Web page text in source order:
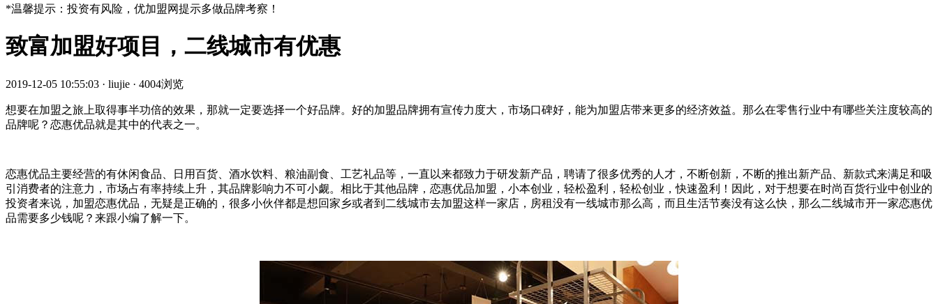
*温馨提示：投资有风险，优加盟网提示多做品牌考察！
致富加盟好项目，二线城市有优惠
2019-12-05 10:55:03 · liujie · 4004浏览
想要在加盟之旅上取得事半功倍的效果，那就一定要选择一个好品牌。好的加盟品牌拥有宣传力度大，市场口碑好，能为加盟店带来更多的经济效益。那么在零售行业中有哪些关注度较高的
品牌呢？恋惠优品就是其中的代表之一。
恋惠优品主要经营的有休闲食品、日用百货、酒水饮料、粮油副食、工艺礼品等，一直以来都致力于研发新产品，聘请了很多优秀的人才，不断创新，不断的推出新产品、新款式来满足和吸
引消费者的注意力，市场占有率持续上升，其品牌影响力不可小觑。相比于其他品牌，恋惠优品加盟，小本创业，轻松盈利，轻松创业，快速盈利！因此，对于想要在时尚百货行业中创业的
投资者来说，加盟恋惠优品，无疑是正确的，很多小伙伴都是想回家乡或者到二线城市去加盟这样一家店，房租没有一线城市那么高，而且生活节奏没有这么快，那么二线城市开一家恋惠优
品需要多少钱呢？来跟小编了解一下。